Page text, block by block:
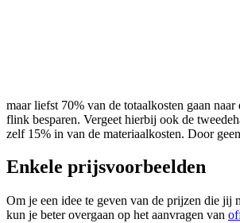
maar liefst 70% van de totaalkosten gaan
flink besparen. Vergeet hierbij ook de
zelf 15% in van de materiaalkosten. Door
Enkele prijsvoorbeelden
Om je een idee te geven van de prijzen die jij
kun je beter overgaan op het aanvragen van